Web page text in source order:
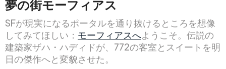
夢の街モーフィアス
SFが現実になるポータルを通り抜けるところを想像
してみてほしい： モーフィアスへようこそ。伝説の
建築家ザハ・ハディドが、772の客室とスイートを明
日の傑作へと変貌させた。